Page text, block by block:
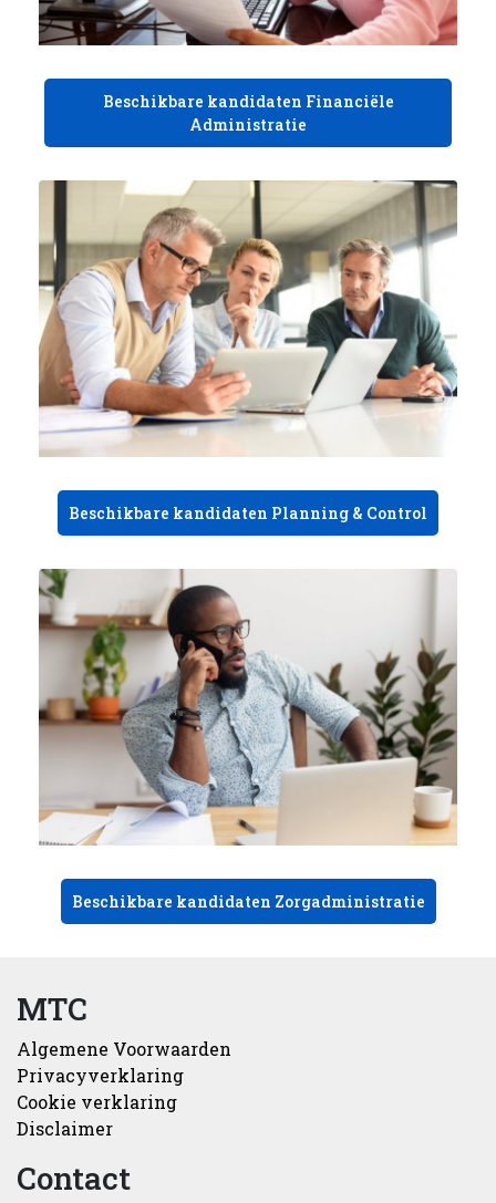
Beschikbare kandidaten Financiële
Administratie
Beschikbare kandidaten Planning & Control
Beschikbare kandidaten Zorgadministratie
MTC
Algemene Voorwaarden
Privacyverklaring
Cookie verklaring
Disclaimer
Contact